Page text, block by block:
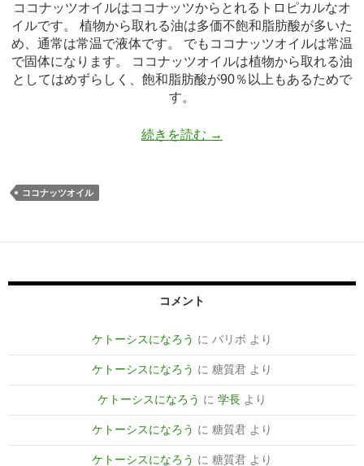
ココナッツオイルはココナッツからとれるトロピカルなオ
イルです。 植物から取れる油は多価不飽和脂肪酸が多いた
め、通常は常温で液体です。 でもココナッツオイルは常温
で固体になります。 ココナッツオイルは植物から取れる油
としてはめずらしく、飽和脂肪酸が90％以上もあるためで
す。
続きを読む ココナッツオイルとはな
→
ココナッツオイル
コメント
ケトーシスになろう に バリボ より
ケトーシスになろう に 糖質君 より
ケトーシスになろう に 学長 より
ケトーシスになろう に 糖質君 より
ケトーシスになろう に 糖質君 より